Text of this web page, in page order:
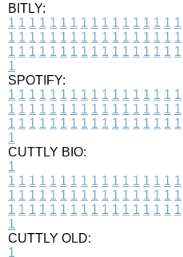
BITLY:
1 1 1 1 1 1 1 1 1 1 1 1 1 1 1 1 1
1 1 1 1 1 1 1 1 1 1 1 1 1 1 1 1 1
1 1 1 1 1 1 1 1 1 1 1 1 1 1 1 1 1
1
SPOTIFY:
1 1 1 1 1 1 1 1 1 1 1 1 1 1 1 1 1
1 1 1 1 1 1 1 1 1 1 1 1 1 1 1 1 1
1 1 1 1 1 1 1 1 1 1 1 1 1 1 1 1 1
1
CUTTLY BIO:
1
1 1 1 1 1 1 1 1 1 1 1 1 1 1 1 1 1
1 1 1 1 1 1 1 1 1 1 1 1 1 1 1 1 1
1 1 1 1 1 1 1 1 1 1 1 1 1 1 1 1 1
1
CUTTLY OLD:
1